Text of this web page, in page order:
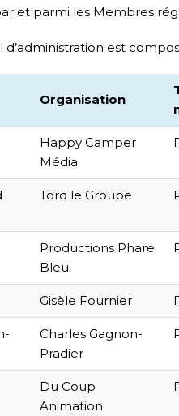
et parmi les Membres
d’administration est
Organisation
Happy Camper
Média
Torq le Groupe
Productions Phare
Bleu
Gisèle Fournier
Charles Gagnon-
Pradier
Du Coup
Animation